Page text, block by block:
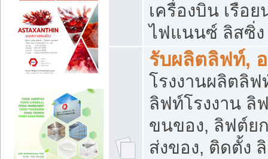
เครื่องบิน เรือ
ไฟแนนซ์ ลิสซิ่ง
รับผลิตลิฟท์,
โรงงานผลิตลิ
ลิฟท์โรงงาน ลิ
ขนของ, ลิฟต์ย
ส่งของ, ติดตั้ง